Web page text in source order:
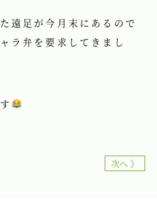
遠足が今月末にあるので
ラ弁を要求してきまし
次へ 》